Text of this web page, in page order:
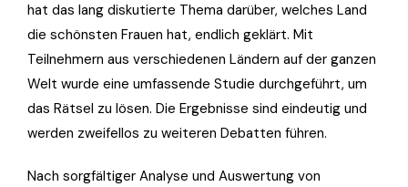
hat das lang diskutierte Thema darüber, welches Land
die schönsten Frauen hat, endlich geklärt. Mit
Teilnehmern aus verschiedenen Ländern auf der ganzen
Welt wurde eine umfassende Studie durchgeführt, um
das Rätsel zu lösen. Die Ergebnisse sind eindeutig und
werden zweifellos zu weiteren Debatten führen.
Nach sorgfältiger Analyse und Auswertung von